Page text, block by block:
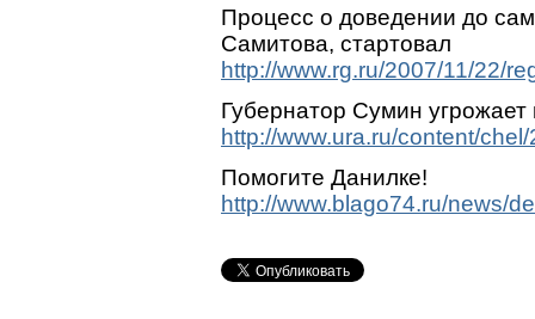
Процесс о доведении до
Самитова, стартовал
http://www.rg.ru/2007/11/22/
Губернатор Сумин
http://www.ura.ru/content/
Помогите Данилке!
http://www.blago74.ru/news/